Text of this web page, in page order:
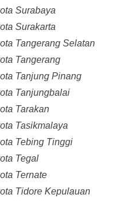
Surabaya
Surakarta
Tangerang Selatan
Tangerang
Tanjung Pinang
Tanjungbalai
Tarakan
Tasikmalaya
Tebing Tinggi
Tegal
Ternate
Tidore Kepulauan